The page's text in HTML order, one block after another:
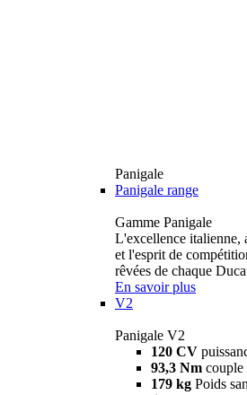
Panigale
Panigale range
Gamme Panigale
L'excellence italienne,
et l'esprit de
rêvées de chaque
En savoir plus
V2
Panigale V2
120 CV
93,3 Nm couple
179 kg Poids